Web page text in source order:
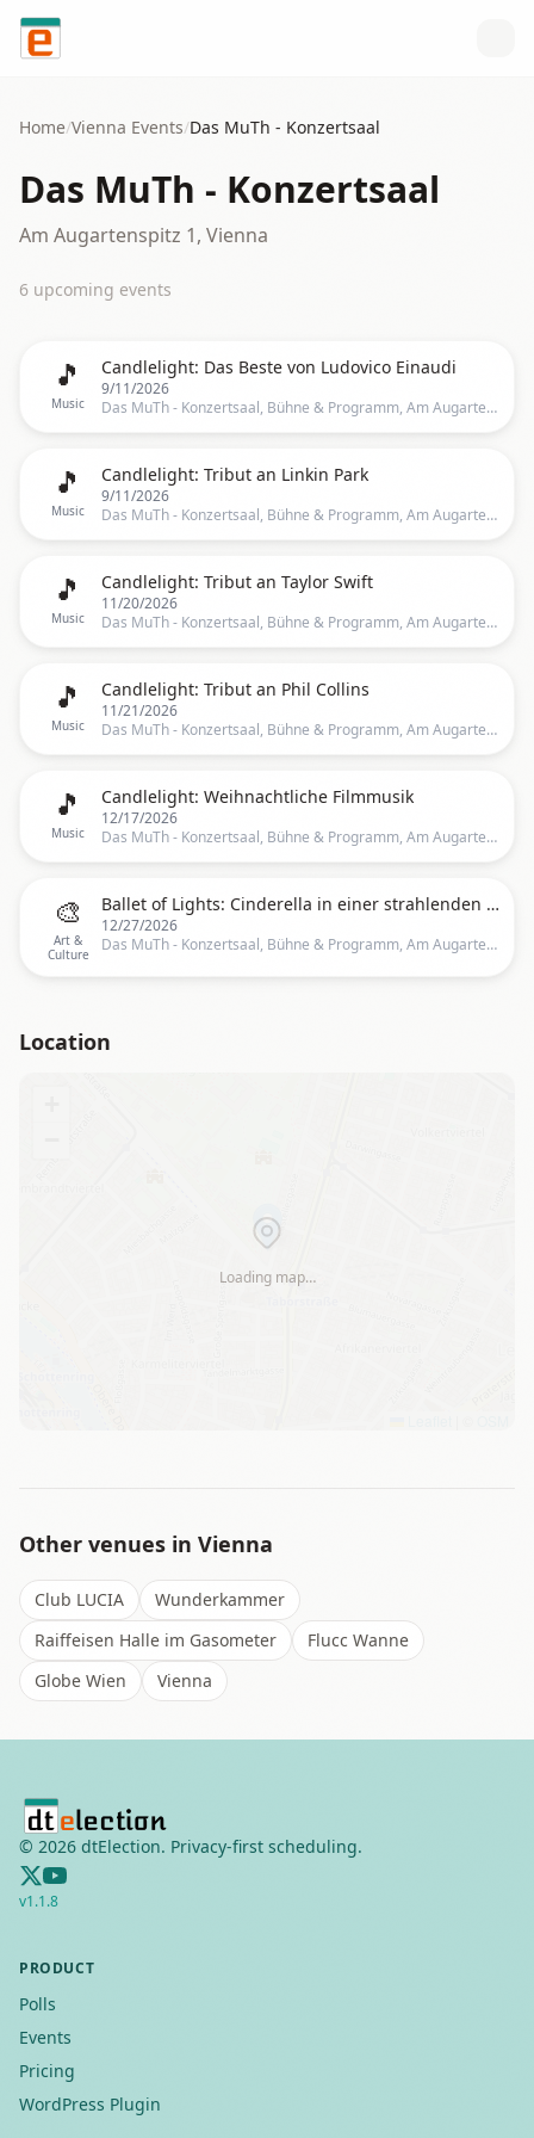
Skip to content
Home/Vienna Events/Das MuTh - Konzertsaal
Das MuTh - Konzertsaal
Am Augartenspitz 1, Vienna
6 upcoming events
🎵
Music
Candlelight: Das Beste von Ludovico Einaudi
9/11/2026
Das MuTh - Konzertsaal, Bühne & Programm, Am Augartenspitz 1, Wien, Vienna
🎵
Music
Candlelight: Tribut an Linkin Park
9/11/2026
Das MuTh - Konzertsaal, Bühne & Programm, Am Augartenspitz 1, Wien, Vienna
🎵
Music
Candlelight: Tribut an Taylor Swift
11/20/2026
Das MuTh - Konzertsaal, Bühne & Programm, Am Augartenspitz 1, Wien, Vienna
🎵
Music
Candlelight: Tribut an Phil Collins
11/21/2026
Das MuTh - Konzertsaal, Bühne & Programm, Am Augartenspitz 1, Wien, Vienna
🎵
Music
Candlelight: Weihnachtliche Filmmusik
12/17/2026
Das MuTh - Konzertsaal, Bühne & Programm, Am Augartenspitz 1, Wien, Vienna
🎨
Art &
Culture
Ballet of Lights: Cinderella in einer strahlenden Show
12/27/2026
Das MuTh - Konzertsaal, Bühne & Programm, Am Augartenspitz 1, Wien, Vienna
Location
Loading map…
Other venues in Vienna
Club LUCIA
Wunderkammer
Raiffeisen Halle im Gasometer
Flucc Wanne
Globe Wien
Vienna
© 2026 dtElection. Privacy-first scheduling.
v1.1.8
PRODUCT
Polls
Events
Pricing
WordPress Plugin